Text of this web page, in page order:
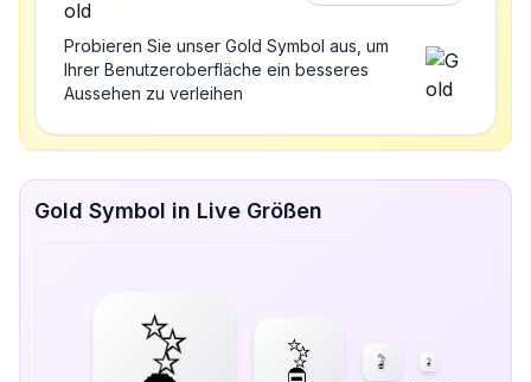
Probieren Sie unser Gold Symbol aus, um
Ihrer Benutzeroberfläche ein besseres
Aussehen zu verleihen
Gold Symbol in Live Größen